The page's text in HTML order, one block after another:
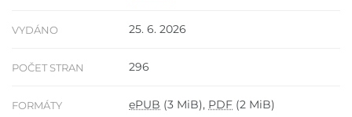
VYDÁNO 25. 6. 2026
POČET STRAN 296
FORMÁTY ePUB (3 MiB), PDF (2 MiB)